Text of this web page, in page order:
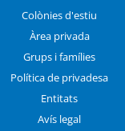
Colònies d'estiu
Àrea privada
Grups i famílies
Política de privadesa
Entitats
Avís legal